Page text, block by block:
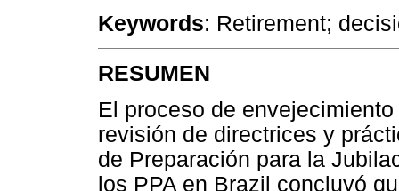
Keywords: Retirement;
RESUMEN
El proceso de
revisión de directrices y
de Preparación para la
los PPA en Brazil concluyó